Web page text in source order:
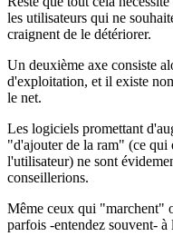
les utilisateurs qui ne
craignent de le détériorer.
Un deuxième axe consiste
d'exploitation, et il existe
le net.
Les logiciels promettant
"d'ajouter de la ram" (ce qui
l'utilisateur) ne sont
conseillerions.
Même ceux qui "marchent"
parfois -entendez souvent-